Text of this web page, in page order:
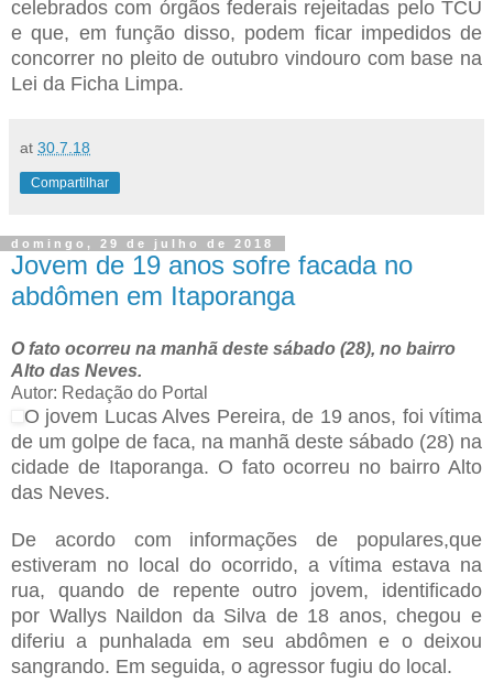
celebrados com órgãos federais rejeitadas pelo TCU
e que, em função disso, podem ficar impedidos de
concorrer no pleito de outubro vindouro com base na
Lei da Ficha Limpa.
at 30.7.18
Compartilhar
domingo, 29 de julho de 2018
Jovem de 19 anos sofre facada no
abdômen em Itaporanga
O fato ocorreu na manhã deste sábado (28), no bairro
Alto das Neves.
Autor: Redação do Portal
O jovem Lucas Alves Pereira, de 19 anos, foi vítima
de um golpe de faca, na manhã deste sábado (28) na
cidade de Itaporanga. O fato ocorreu no bairro Alto
das Neves.
De acordo com informações de populares,que
estiveram no local do ocorrido, a vítima estava na
rua, quando de repente outro jovem, identificado
por Wallys Naildon da Silva de 18 anos, chegou e
diferiu a punhalada em seu abdômen e o deixou
sangrando. Em seguida, o agressor fugiu do local.